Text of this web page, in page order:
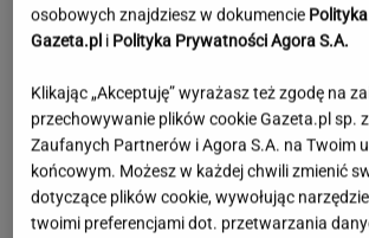
osobowych znajdziesz w dokumencie
Gazeta.pl i Polityka Prywatności Agora S.A.
Klikając „Akceptuję” wyrażasz też zgodę na
przechowywanie plików cookie Gazeta.pl sp.
Zaufanych Partnerów i Agora S.A. na Twoim
końcowym. Możesz w każdej chwili zmienić
dotyczące plików cookie, wywołując
twoimi preferencjami dot. przetwarzania